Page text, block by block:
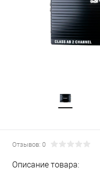
Отзывов: 0
Описание товара: